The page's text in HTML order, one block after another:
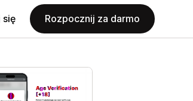
się Rozpocznij za darmo